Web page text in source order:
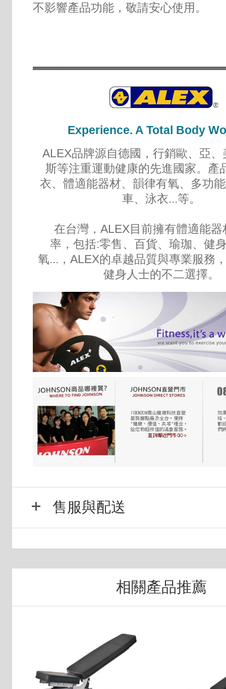
不影響產品功能，敬請安心使用。
Experience. A Total Body
ALEX品牌源自德國，行銷歐、亞
斯等注重運動健康的先進國家。產
衣、體適能器材、韻律有氧、多功
車、泳衣...等。
在台灣，ALEX目前擁有體適能器
率，包括:零售、百貨、瑜珈、健
氧...，ALEX的卓越品質與專業服務
健身人士的不二選擇。
售服與配送
相關產品推薦